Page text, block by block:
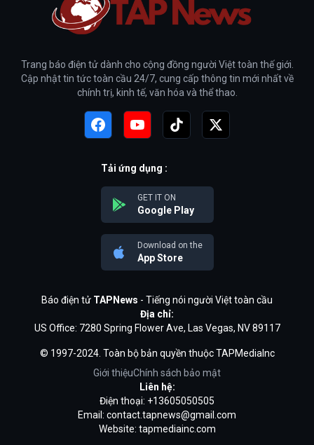
Trang báo điện tử dành cho cộng đồng người Việt toàn thế giới.
Cập nhật tin tức toàn cầu 24/7, cung cấp thông tin mới nhất về
chính trị, kinh tế, văn hóa và thể thao.
Tải ứng dụng :
GET IT ON
Google Play
Download on the
App Store
Báo điện tử TAPNews - Tiếng nói người Việt toàn cầu
Địa chỉ:
US Office: 7280 Spring Flower Ave, Las Vegas, NV 89117
© 1997-2024. Toàn bộ bản quyền thuộc TAPMediaInc
Giới thiệuChính sách bảo mật
Liên hệ:
Điện thoại: +13605050505
Email: contact.tapnews@gmail.com
Website: tapmediainc.com